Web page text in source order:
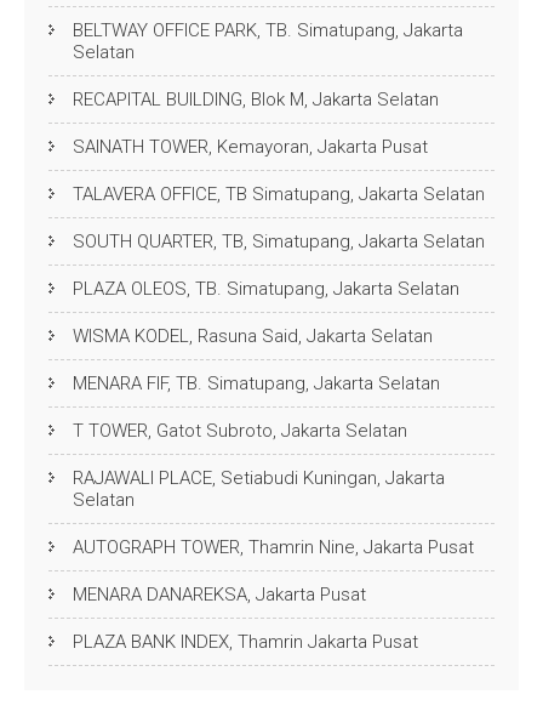
BELTWAY OFFICE PARK, TB. Simatupang, Jakarta
Selatan
RECAPITAL BUILDING, Blok M, Jakarta Selatan
SAINATH TOWER, Kemayoran, Jakarta Pusat
TALAVERA OFFICE, TB Simatupang, Jakarta Selatan
SOUTH QUARTER, TB, Simatupang, Jakarta Selatan
PLAZA OLEOS, TB. Simatupang, Jakarta Selatan
WISMA KODEL, Rasuna Said, Jakarta Selatan
MENARA FIF, TB. Simatupang, Jakarta Selatan
T TOWER, Gatot Subroto, Jakarta Selatan
RAJAWALI PLACE, Setiabudi Kuningan, Jakarta
Selatan
AUTOGRAPH TOWER, Thamrin Nine, Jakarta Pusat
MENARA DANAREKSA, Jakarta Pusat
PLAZA BANK INDEX, Thamrin Jakarta Pusat